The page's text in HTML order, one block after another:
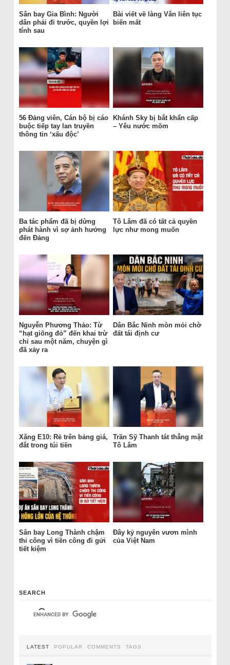
Sân bay Gia Bình: Người
dân phải đi trước, quyền lợi
tính sau
Bài viết về làng Vân liên tục
biến mất
56 Đảng viên, Cán bộ bị cáo
buộc tiếp tay lan truyền
thông tin ‘xấu độc’
Khánh Sky bị bắt khẩn cấp
– Yêu nước mõm
Ba tác phẩm đã bị dừng
phát hành vì sợ ảnh hưởng
đến Đảng
Tô Lâm đã có tất cả quyền
lực như mong muốn
Nguyễn Phương Thảo: Từ
“hạt giống đỏ” đến khai trừ
chỉ sau một năm, chuyện gì
đã xảy ra
Dân Bắc Ninh mòn mỏi chờ
đất tái định cư
Xăng E10: Rẻ trên bảng giá,
đắt trong túi tiền
Trần Sỹ Thanh tát thẳng mặt
Tô Lâm
Sân bay Long Thành chậm
thi công vì tiền công đi gửi
tiết kiệm
Đây kỷ nguyên vươn mình
của Việt Nam
SEARCH
LATEST POPULAR COMMENTS TAGS